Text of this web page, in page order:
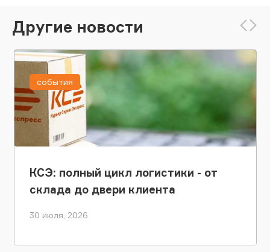
Другие новости
КСЭ: полный цикл логистики - от
склада до двери клиента
30 июля, 2026
события